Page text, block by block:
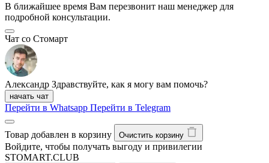
В ближайшее время Вам перезвонит наш менеджер для
подробной консультации.
Чат со Стомарт
Александр Здравствуйте, как я могу вам помочь?
начать чат
Перейти в Whatsapp Перейти в Telegram
Товар добавлен в корзину Очистить корзину
Войдите, чтобы получать выгоду и привилегии
STOMART.CLUB